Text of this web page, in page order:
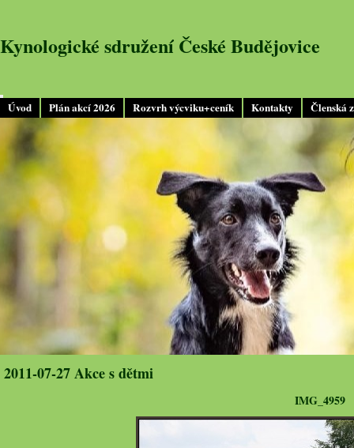
Úvod Plán akcí 2026 Rozvrh výcviku+ceník Kontakty Členská
Kynologické sdružení České Budějovice
2011-07-27 Akce s dětmi
IMG_4959